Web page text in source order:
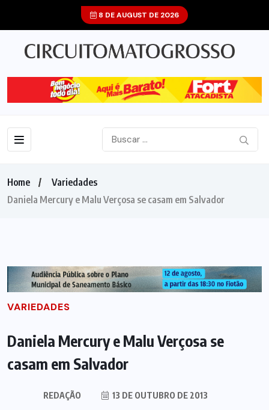
8 DE AUGUST DE 2026
Home
Variedades
Daniela Mercury e Malu Verçosa se casam em Salvador
VARIEDADES
Daniela Mercury e Malu Verçosa se
casam em Salvador
REDAÇÃO 13 DE OUTUBRO DE 2013